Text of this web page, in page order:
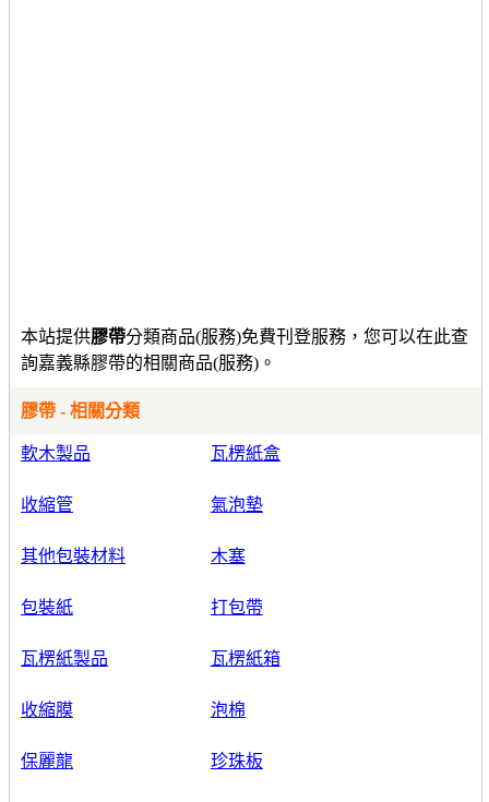
本站提供膠帶分類商品(服務)免費刊登服務，您可以在此查
詢嘉義縣膠帶的相關商品(服務)。
膠帶 - 相關分類
軟木製品 瓦楞紙盒
收縮管 氣泡墊
其他包裝材料 木塞
包裝紙 打包帶
瓦楞紙製品 瓦楞紙箱
收縮膜 泡棉
保麗龍 珍珠板